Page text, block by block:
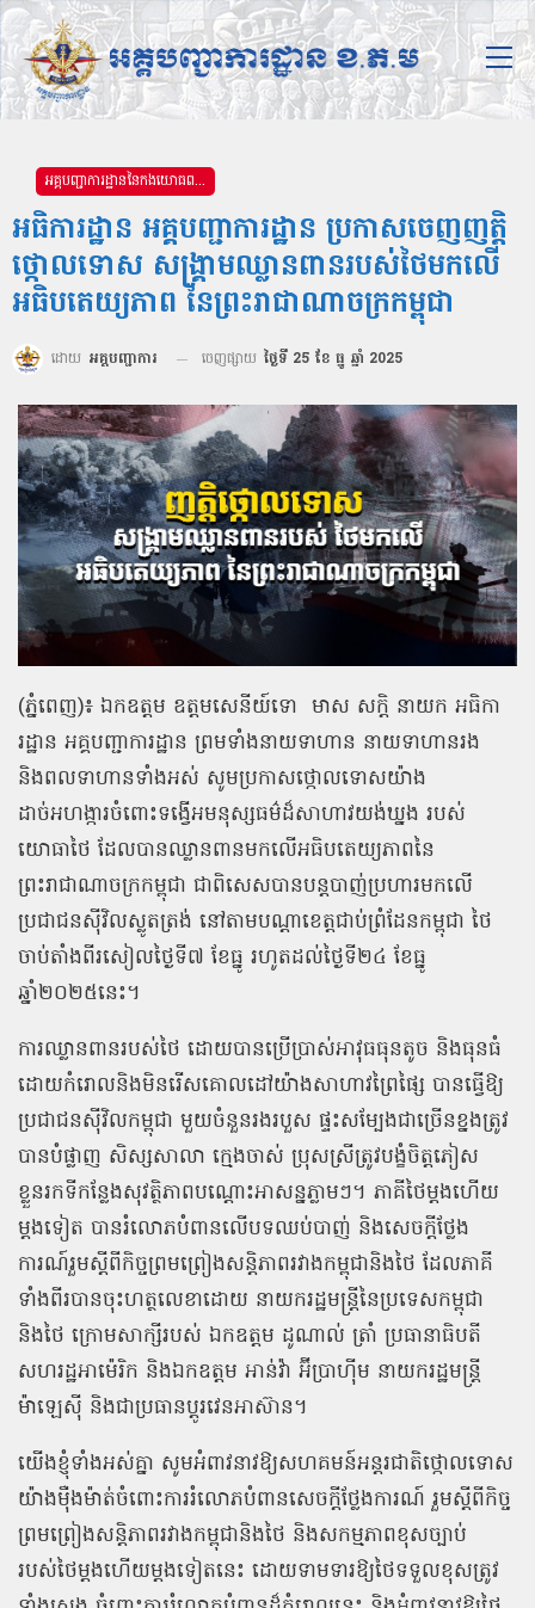
អគ្គបញ្ជាការដ្ឋាននៃកងយោធពលខេមរភូមិន្ទ
អធិការដ្ឋាន អគ្គបញ្ជាការដ្ឋាន ប្រកាសចេញញត្តិ
ថ្កោលទោស សង្គ្រាមឈ្លានពានរបស់ថៃមកលើ
អធិបតេយ្យភាព នៃព្រះរាជាណាចក្រកម្ពុជា
ដោយ អគ្គបញ្ជាការ ចេញផ្សាយ ថ្ងៃទី 25 ខែ ធ្នូ ឆ្នាំ 2025
(ភ្នំពេញ)៖ ឯកឧត្តម ឧត្តមសេនីយ៍ទោ មាស សក្តិ នាយក អធិកា
រដ្ឋាន អគ្គបញ្ជាការដ្ឋាន ព្រមទាំងនាយទាហាន នាយទាហានរង
និងពលទាហានទាំងអស់ សូមប្រកាសថ្កោលទោសយ៉ាង
ដាច់អហង្ការចំពោះទង្វើអមនុស្សធម៌ដ៏សាហាវយង់ឃ្នង របស់
យោធាថៃ ដែលបានឈ្លានពានមកលើអធិបតេយ្យភាពនៃ
ព្រះរាជាណាចក្រកម្ពុជា ជាពិសេសបានបន្តបាញ់ប្រហារមកលើ
ប្រជាជនស៊ីវិលស្លូតត្រង់ នៅតាមបណ្តាខេត្តជាប់ព្រំដែនកម្ពុជា ថៃ
ចាប់តាំងពីរសៀលថ្ងៃទី៧ ខែធ្នូ រហូតដល់ថ្ងៃទី២៤ ខែធ្នូ
ឆ្នាំ២០២៥នេះ។
ការឈ្លានពានរបស់ថៃ ដោយបានប្រើប្រាស់អាវុធធុនតូច និងធុនធំ
ដោយកំរោលនិងមិនរើសគោលដៅយ៉ាងសាហាវព្រៃផ្សៃ បានធ្វើឱ្យ
ប្រជាជនស៊ីវិលកម្ពុជា មួយចំនួនរងរបួស ផ្ទះសម្បែងជាច្រើនខ្នងត្រូវ
បានបំផ្លាញ សិស្សសាលា ក្មេងចាស់ ប្រុសស្រីត្រូវបង្ខំចិត្តភៀស
ខ្លួនរកទីកន្លែងសុវត្ថិភាពបណ្តោះអាសន្នភ្លាមៗ។ ភាគីថៃម្តងហើយ
ម្តងទៀត បានរំលោភបំពានលើបទឈប់បាញ់ និងសេចក្តីថ្លែង
ការណ៍រួមស្ដីពីកិច្ចព្រមព្រៀងសន្តិភាពរវាងកម្ពុជានិងថៃ ដែលភាគី
ទាំងពីរបានចុះហត្ថលេខាដោយ នាយករដ្ឋមន្ត្រីនៃប្រទេសកម្ពុជា
និងថៃ ក្រោមសាក្សីរបស់ ឯកឧត្តម ដូណាល់ ត្រាំ ប្រធានាធិបតី
សហរដ្ឋអាម៉េរិក និងឯកឧត្តម អាន់វ៉ា អ៊ីប្រាហ៊ីម នាយករដ្ឋមន្ត្រី
ម៉ាឡេស៊ី និងជាប្រធានប្តូរវេនអាស៊ាន។
យើងខ្ញុំទាំងអស់គ្នា សូមអំពាវនាវឱ្យសហគមន៍អន្តរជាតិថ្កោលទោស
យ៉ាងម៉ឺងម៉ាត់ចំពោះការរំលោភបំពានសេចក្ដីថ្លែងការណ៍ រួមស្តីពីកិច្ច
ព្រមព្រៀងសន្តិភាពរវាងកម្ពុជានិងថៃ និងសកម្មភាពខុសច្បាប់
របស់ថៃម្តងហើយម្តងទៀតនេះ ដោយទាមទារឱ្យថៃទទួលខុសត្រូវ